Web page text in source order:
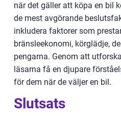
när det gäller att köpa en bil
de mest avgörande
inkludera faktorer som
bränsleekonomi, körglädje,
pengarna. Genom att
läsarna få en djupare
för dem när de väljer en bil.
Slutsats